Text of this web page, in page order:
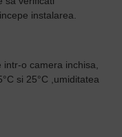
instalarea.
o camera inchisa,
si 25°C ,umiditatea